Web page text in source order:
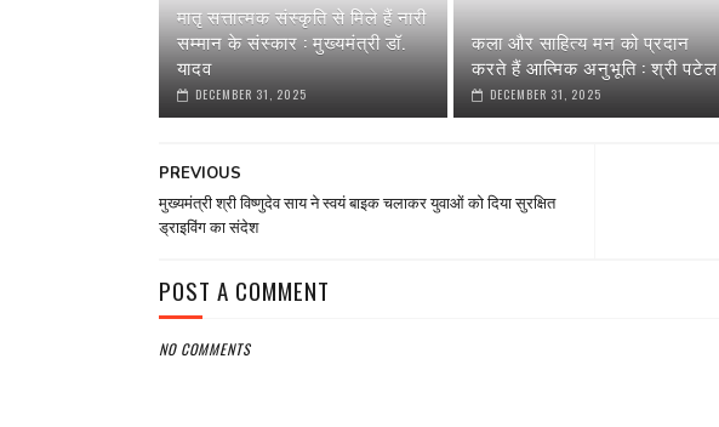
मातृ सत्तात्मक संस्कृति से मिले हैं नारी
सम्मान के संस्कार : मुख्यमंत्री डॉ.
यादव
DECEMBER 31, 2025
कला और साहित्य मन को प्रदान
करते हैं आत्मिक अनुभूति : श्री पटेल
DECEMBER 31, 2025
PREVIOUS
मुख्यमंत्री श्री विष्णुदेव साय ने स्वयं बाइक चलाकर युवाओं को दिया सुरक्षित
ड्राइविंग का संदेश
POST A COMMENT
NO COMMENTS